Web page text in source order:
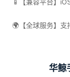
📱【兼容平台】
🌍【全球服务】支
华鲸